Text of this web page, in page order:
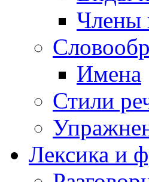
Члены
Имена
Стили
Лексика и